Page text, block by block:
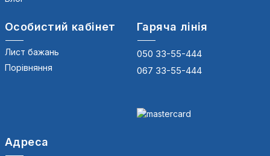
Особистий кабінет
Лист бажань
Порівняння
Гаряча лінія
050 33-55-444
067 33-55-444
Адреса